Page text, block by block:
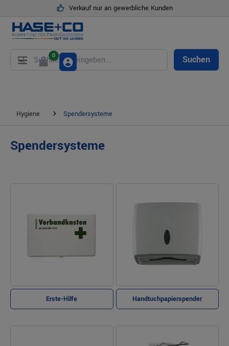
Verkauf nur an gewerbliche Kunden
Suchen
0
Hygiene Spendersysteme
Spendersysteme
Erste-Hilfe Handtuchpapierspender